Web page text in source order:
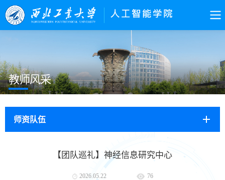
教师风采
师资队伍
【团队巡礼】神经信息研究中心
2026.05.22 76